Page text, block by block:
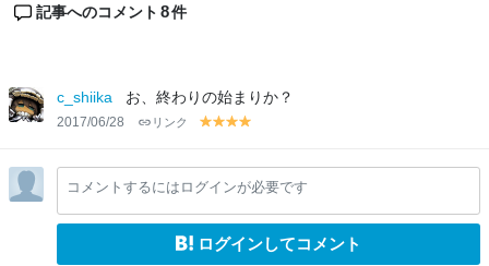
記事へのコメント 8件
c_shiika お、終わりの始まりか？
2017/06/28 リンク
y
lo
w
y
lo
w
y
lo
w
lo
w
コメントするにはログインが必要です
ログインしてコメント